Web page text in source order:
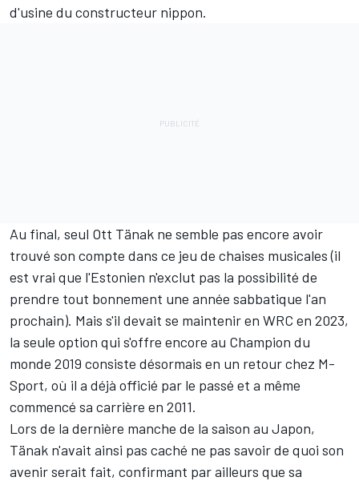
d'usine du constructeur nippon.
Au final, seul Ott Tänak ne semble pas encore avoir
trouvé son compte dans ce jeu de chaises musicales (il
est vrai que l'Estonien n'exclut pas la possibilité de
prendre tout bonnement une année sabbatique l'an
prochain). Mais s'il devait se maintenir en WRC en 2023,
la seule option qui s'offre encore au Champion du
monde 2019 consiste désormais en un retour chez M-
Sport, où il a déjà officié par le passé et a même
commencé sa carrière en 2011.
Lors de la dernière manche de la saison au Japon,
Tänak n'avait ainsi pas caché ne pas savoir de quoi son
avenir serait fait, confirmant par ailleurs que sa